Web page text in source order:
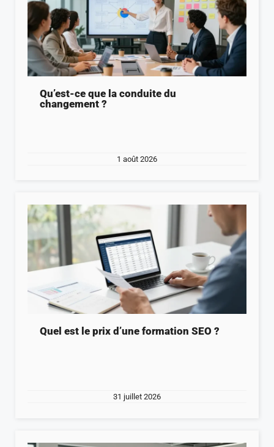
Qu’est-ce que la conduite du
changement ?
1 août 2026
Quel est le prix d’une formation SEO ?
31 juillet 2026